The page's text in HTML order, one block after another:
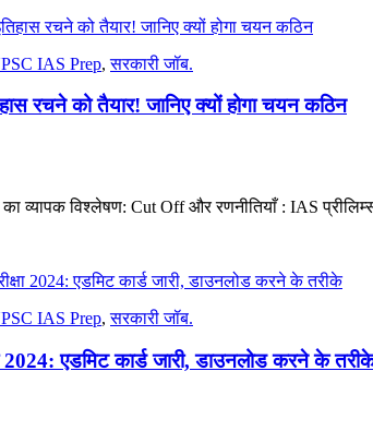
IAS Prep,सरकारी जॉब.
रचने को तैयार! जानिए क्यों होगा चयन कठिन
का व्यापक विश्लेषण: Cut Off और रणनीतियाँ : IAS
IAS Prep,सरकारी जॉब.
2024: एडमिट कार्ड जारी, डाउनलोड करने के